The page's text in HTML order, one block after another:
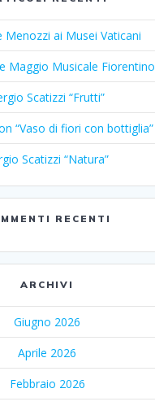
Menozzi ai Musei Vaticani
Maggio Musicale Fiorentino
Scatizzi “Frutti”
“Vaso di fiori con bottiglia”
Scatizzi “Natura”
RECENTI
ARCHIVI
Giugno 2026
Aprile 2026
Febbraio 2026